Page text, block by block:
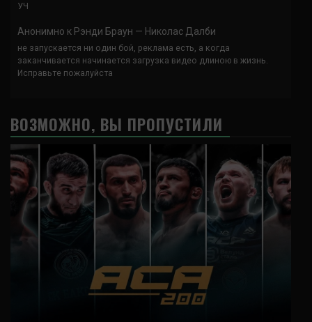
УЧ
Анонимно к Рэнди Браун — Николас Далби
не запускается ни один бой, реклама есть, а когда
заканчивается начинается загрузка видео длиною в жизнь.
Исправьте пожалуйста
ВОЗМОЖНО, ВЫ ПРОПУСТИЛИ